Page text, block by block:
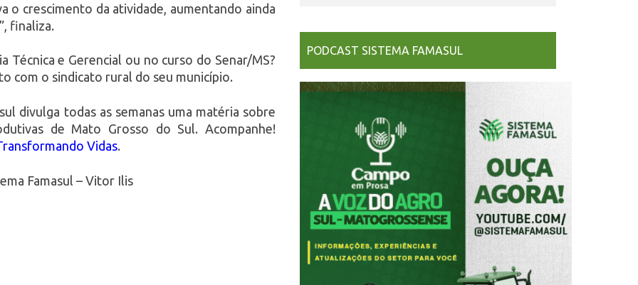
PODCAST SISTEMA FAMASUL
o crescimento da atividade, aumentando ainda
finaliza.
Técnica e Gerencial ou no curso do Senar/MS?
com o sindicato rural do seu município.
divulga todas as semanas uma matéria sobre
de Mato Grosso do Sul. Acompanhe!
Vidas.
Famasul – Vitor Ilis